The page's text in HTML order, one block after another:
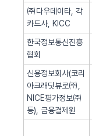
㈜다우데이타, 각
카드사, KICC
한국정보통신진흥
협회
신용정보회사(코리
아크래딧뷰로㈜,
NICE평가정보㈜
등), 금융결제원